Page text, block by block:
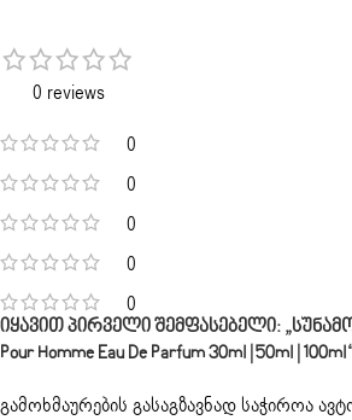
0 reviews
0
0
0
0
0
Იყავით Პირველი Შემფასებელი: „სუნამო
Pour Homme Eau De Parfum 30ml | 50ml |
გამოხმაურების გასაგზავნად საჭიროა